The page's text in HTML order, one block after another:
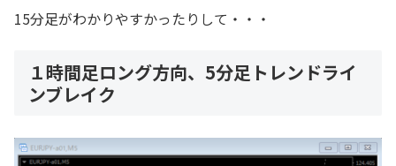
15分足がわかりやすかったりして・・・
１時間足ロング方向、5分足トレンドライ
ンブレイク